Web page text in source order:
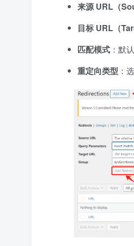
来源 URL（
目标 URL（
匹配模式 ：默
重定向类型 ：